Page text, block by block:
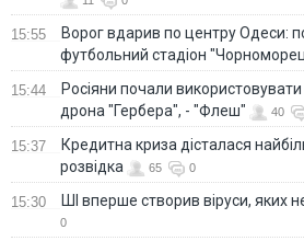
15:55
Ворог вдарив по центру Одеси:
футбольний стадіон
15:44
Росіяни почали
дрона "Гербера", - "Флеш"
40
15:37
Кредитна криза дісталася
розвідка
65 0
15:30 ШІ вперше створив віруси, яких
0